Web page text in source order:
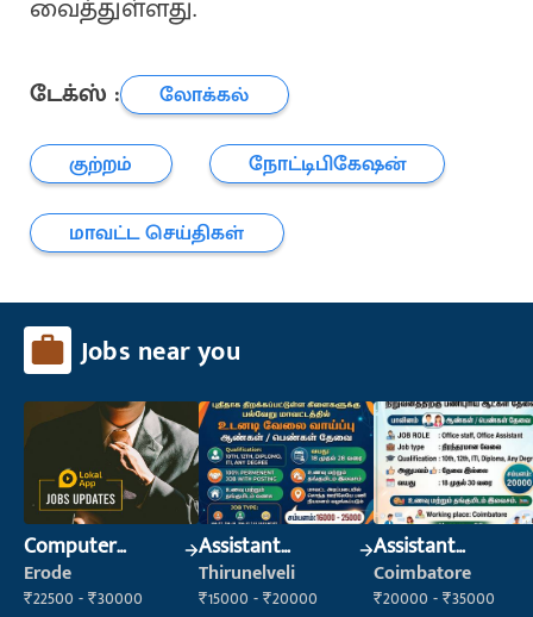
வைத்துள்ளது.
டேக்ஸ் :
லோக்கல்
குற்றம்
நோட்டிபிகேஷன்
மாவட்ட செய்திகள்
Jobs near you
Computer
Operator
Erode
₹22500 - ₹30000
Assistant
Manager
Thirunelveli
₹15000 - ₹20000
Assistant
Manager
Coimbatore
₹20000 - ₹35000